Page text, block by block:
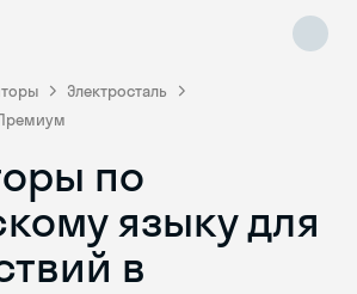
Электросталь
по
языку для
в